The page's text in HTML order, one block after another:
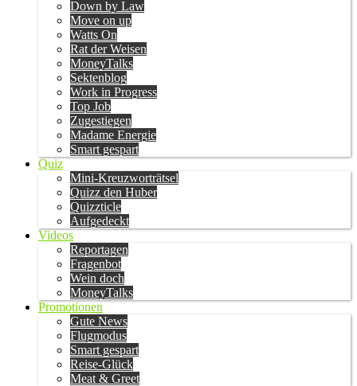
Down by Law
Move on up
Watts On
Rat der Weisen
MoneyTalks
Sektenblog
Work in Progress
Top Job
Zugestiegen
Madame Energie
Smart gespart
Quiz
Mini-Kreuzworträtsel
Quizz den Huber
Quizzticle
Aufgedeckt
Videos
Reportagen
Fragenbot
Wein doch
MoneyTalks
Promotionen
Gute News
Flugmodus
Smart gespart
Reise-Glück
Meat & Greet